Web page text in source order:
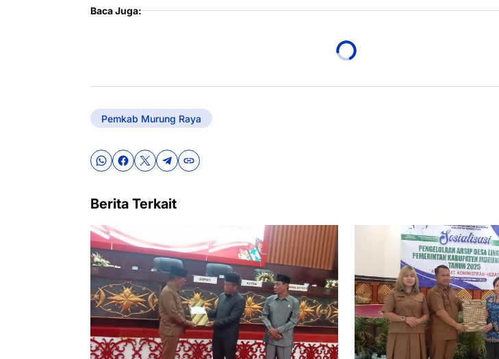
Baca Juga:
Pemkab Murung Raya
Berita Terkait